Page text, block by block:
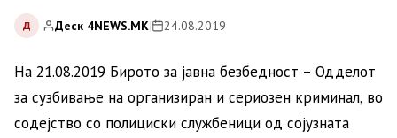
Д Деск 4NEWS.MK| 24.08.2019
На 21.08.2019 Бирото за јавна безбедност – Одделот
за сузбивање на организиран и сериозен криминал, во
содејство со полициски службеници од сојузната